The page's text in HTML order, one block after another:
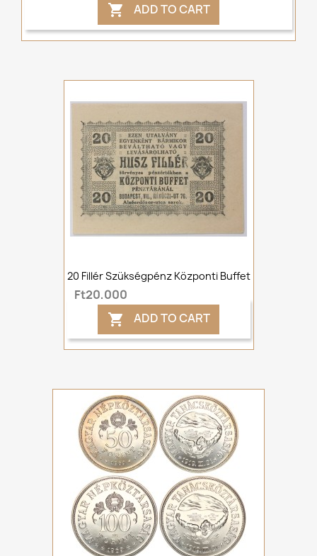
 ADD TO CART
20 Fillér Szükségpénz Központi Buffet
Ft20,000
 ADD TO CART